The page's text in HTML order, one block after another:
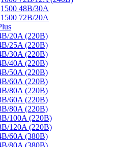
48B/30A
72B/20A
20A (220B)
25A (220B)
30A (220B)
40A (220B)
50A (220B)
60A (220B)
80A (220B)
60A (220B)
80A (220B)
100A (220B)
120A (220B)
60A (380B)
80A (380B)